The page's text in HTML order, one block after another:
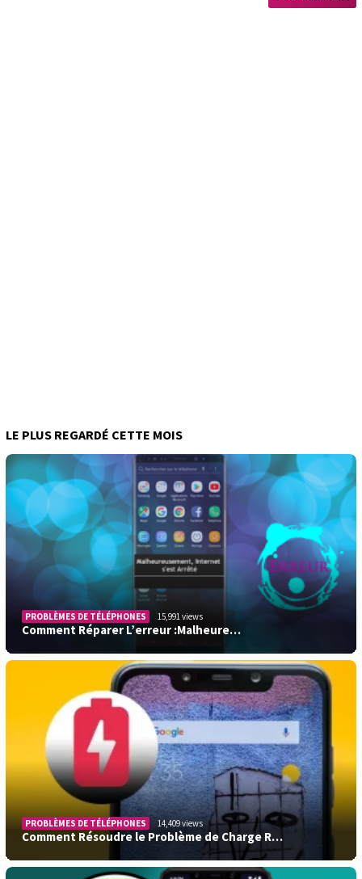
LE PLUS REGARDÉ CETTE MOIS
PROBLÈMES DE TÉLÉPHONES 15,991 views
Comment Réparer L’erreur :Malheure…
PROBLÈMES DE TÉLÉPHONES 14,409 views
Comment Résoudre le Problème de Charge R…